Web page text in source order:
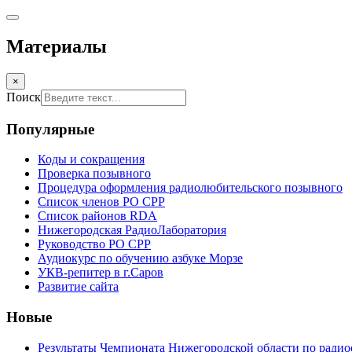
Материалы
×
Поиск
Популярные
Коды и сокращения
Проверка позывного
Процедура оформления радиолюбительского позывного
Список членов РО СРР
Список районов RDA
Нижегородская РадиоЛаборатория
Руководство РО СРР
Аудиокурс по обучению азбуке Морзе
УКВ-репитер в г.Саров
Развитие сайта
Новые
Результаты Чемпионата Нижегородской области по